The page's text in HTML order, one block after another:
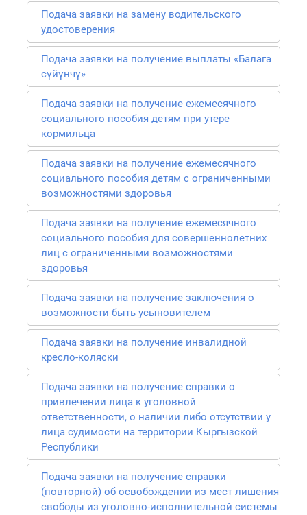
Подача заявки на замену водительского
удостоверения
Подача заявки на получение выплаты «Балага
сүйүнчү»
Подача заявки на получение ежемесячного
социального пособия детям при утере
кормильца
Подача заявки на получение ежемесячного
социального пособия детям с ограниченными
возможностями здоровья
Подача заявки на получение ежемесячного
социального пособия для совершеннолетних
лиц с ограниченными возможностями
здоровья
Подача заявки на получение заключения о
возможности быть усыновителем
Подача заявки на получение инвалидной
кресло-коляски
Подача заявки на получение справки о
привлечении лица к уголовной
ответственности, о наличии либо отсутствии у
лица судимости на территории Кыргызской
Республики
Подача заявки на получение справки
(повторной) об освобождении из мест лишения
свободы из уголовно-исполнительной системы